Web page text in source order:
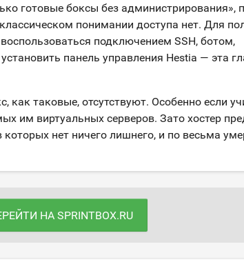
готовые боксы без администрирования»,
понимании доступа нет. Для
подключением SSH, ботом,
панель управления Hestia — эта
как таковые, отсутствуют. Особенно если
им виртуальных серверов. Зато хостер
нет ничего лишнего, и по весьма
НА SPRINTBOX.RU